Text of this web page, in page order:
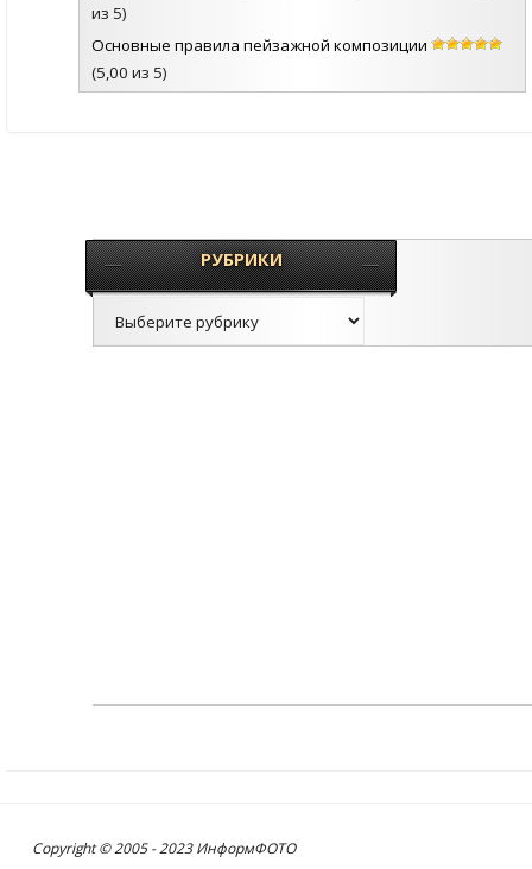
из 5)
Основные правила пейзажной композиции
(5,00 из 5)
РУБРИКИ
Copyright © 2005 - 2023 ИнформФОТО